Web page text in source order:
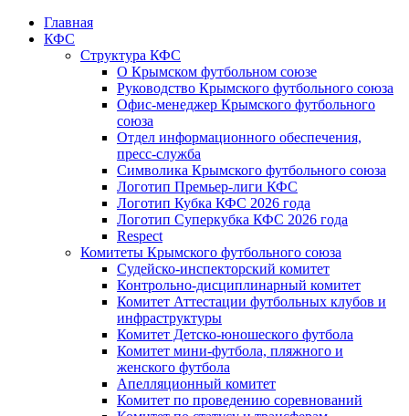
Главная
КФС
Структура КФС
О Крымском футбольном союзе
Руководство Крымского футбольного союза
Офис-менеджер Крымского футбольного
союза
Отдел информационного обеспечения,
пресс-служба
Символика Крымского футбольного союза
Логотип Премьер-лиги КФС
Логотип Кубка КФС 2026 года
Логотип Суперкубка КФС 2026 года
Respect
Комитеты Крымского футбольного союза
Судейско-инспекторский комитет
Контрольно-дисциплинарный комитет
Комитет Аттестации футбольных клубов и
инфраструктуры
Комитет Детско-юношеского футбола
Комитет мини-футбола, пляжного и
женского футбола
Апелляционный комитет
Комитет по проведению соревнований